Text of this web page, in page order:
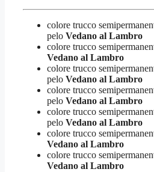
colore trucco
pelo Vedano al Lambro
colore trucco
Vedano al Lambro
colore trucco
pelo Vedano al Lambro
colore trucco
pelo Vedano al Lambro
colore trucco
pelo Vedano al Lambro
colore trucco
Vedano al Lambro
colore trucco
Vedano al Lambro